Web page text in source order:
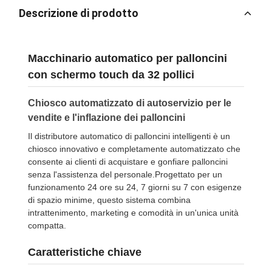
Descrizione di prodotto
Macchinario automatico per palloncini
con schermo touch da 32 pollici
Chiosco automatizzato di autoservizio per le
vendite e l'inflazione dei palloncini
Il distributore automatico di palloncini intelligenti è un
chiosco innovativo e completamente automatizzato che
consente ai clienti di acquistare e gonfiare palloncini
senza l'assistenza del personale.Progettato per un
funzionamento 24 ore su 24, 7 giorni su 7 con esigenze
di spazio minime, questo sistema combina
intrattenimento, marketing e comodità in un'unica unità
compatta.
Caratteristiche chiave